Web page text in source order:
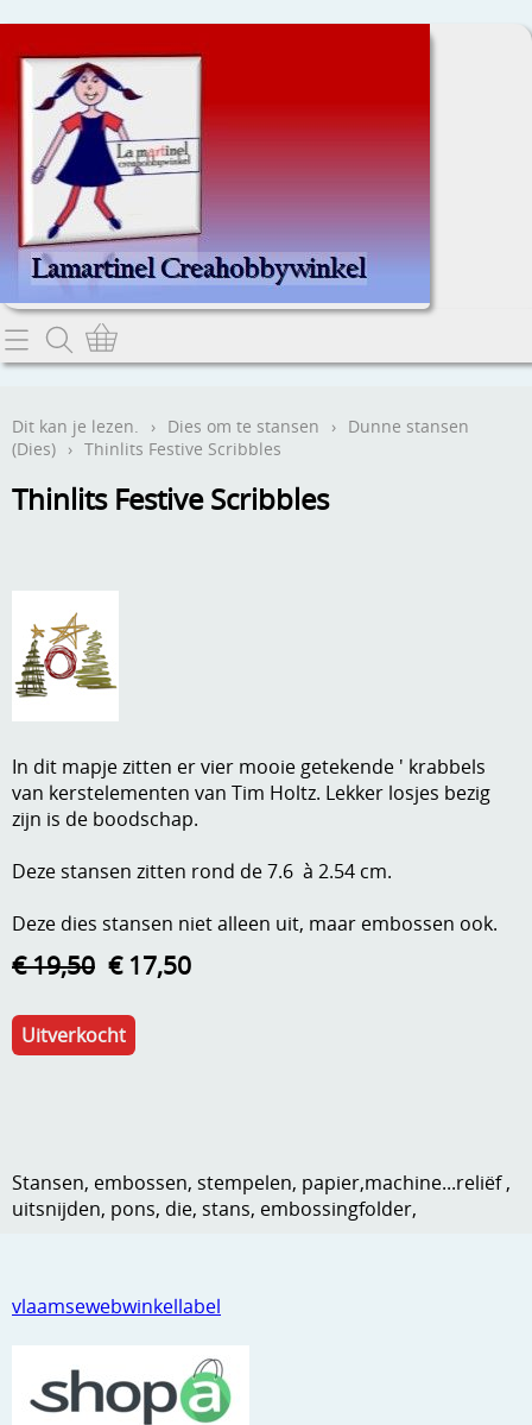
Home
Contact
Webwinkel
Aanbiedingen
Andere
Dies om te stansen
DVD-CD
Hechtingsmaterialen
Kleurmateriaal-tekenmateriaal
Leuke versieringen
Ponsen
Verzend - en verpakkingsk
Mijn account
Info
Anders creatief
Gastenboek
vlaamsewebwinkellabel
Dit kan je lezen. › Dies om te stansen › Dunne stansen
(Dies) › Thinlits Festive Scribbles
Thinlits Festive Scribbles
In dit mapje zitten er vier mooie getekende ' krabbels
van kerstelementen van Tim Holtz. Lekker losjes bezig
zijn is de boodschap.
Deze stansen zitten rond de 7.6 à 2.54 cm.
Deze dies stansen niet alleen uit, maar embossen ook.
€ 19,50 € 17,50
Uitverkocht
Stansen, embossen, stempelen, papier,machine...reliëf ,
uitsnijden, pons, die, stans, embossingfolder,